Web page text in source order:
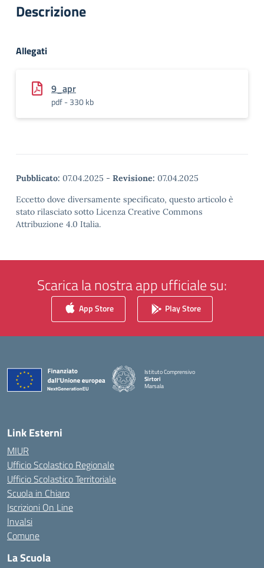
Descrizione
Allegati
9_apr
pdf - 330 kb
Pubblicato: 07.04.2025 - Revisione: 07.04.2025
Eccetto dove diversamente specificato, questo articolo è
stato rilasciato sotto Licenza Creative Commons
Attribuzione 4.0 Italia.
Scarica la nostra app ufficiale su:
App Store Play Store
Istituto Comprensivo
Sirtori
Marsala
Link Esterni
MIUR
Ufficio Scolastico Regionale
Ufficio Scolastico Territoriale
Scuola in Chiaro
Iscrizioni On Line
Invalsi
Comune
La Scuola